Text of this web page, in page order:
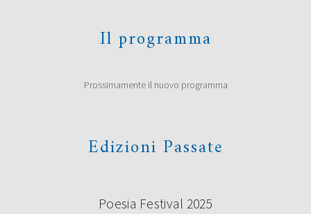
Il programma
Prossimamente il nuovo programma
Edizioni Passate
Poesia Festival 2025